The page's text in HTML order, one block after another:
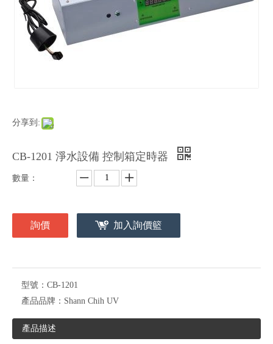
分享到:
CB-1201 淨水設備 控制箱定時器
數量：
詢價 加入詢價籃
型號： CB-1201
產品品牌： Shann Chih UV
產品描述